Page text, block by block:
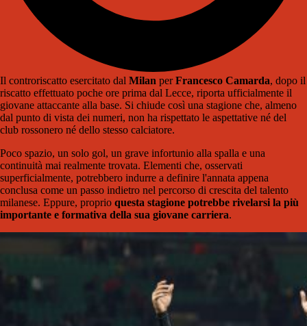
Il controriscatto esercitato dal Milan perFrancesco Camarda, dopo il
riscatto effettuato poche ore prima dal Lecce, riporta ufficialmente il
giovane attaccante alla base. Si chiude così una stagione che, almeno
dal punto di vista dei numeri, non ha rispettato le aspettative né del
club rossonero né dello stesso calciatore.
Poco spazio, un solo gol, un grave infortunio alla spalla e una
continuità mai realmente trovata. Elementi che, osservati
superficialmente, potrebbero indurre a definire l'annata appena
conclusa come un passo indietro nel percorso di crescita del talento
milanese. Eppure, proprio questa stagione potrebbe rivelarsi la più
importante e formativa della sua giovane carriera.